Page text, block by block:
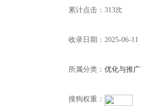
累计点击：313次
收录日期：2025-06-11
所属分类：优化与推广
搜狗权重：